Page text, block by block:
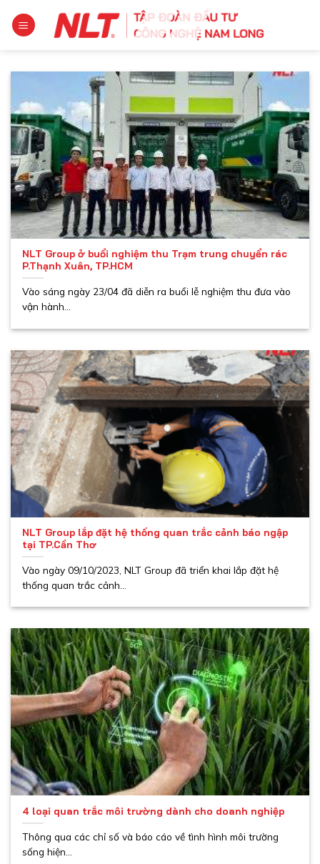
đến
NLT Group ở buổi nghiệm thu Trạm trung chuyển rác
P.Thạnh Xuân, TP.HCM
Vào sáng ngày 23/04 đã diễn ra buổi lễ nghiệm thu đưa vào
vận hành...
NLT Group lắp đặt hệ thống quan trắc cảnh báo ngập
tại TP.Cần Thơ
Vào ngày 09/10/2023, NLT Group đã triển khai lắp đặt hệ
thống quan trắc cảnh...
4 loại quan trắc môi trường dành cho doanh nghiệp
Thông qua các chỉ số và báo cáo về tình hình môi trường
sống hiện...